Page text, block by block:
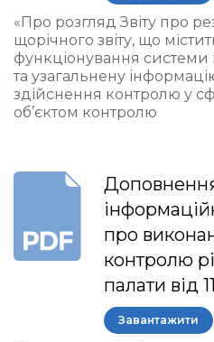
«Про розгляд Звіту про
щорічного звіту, що
функціонування системи
та узагальнену
здійснення контролю у
об’єктом контролю
про
контролю
палати від
Завантажити